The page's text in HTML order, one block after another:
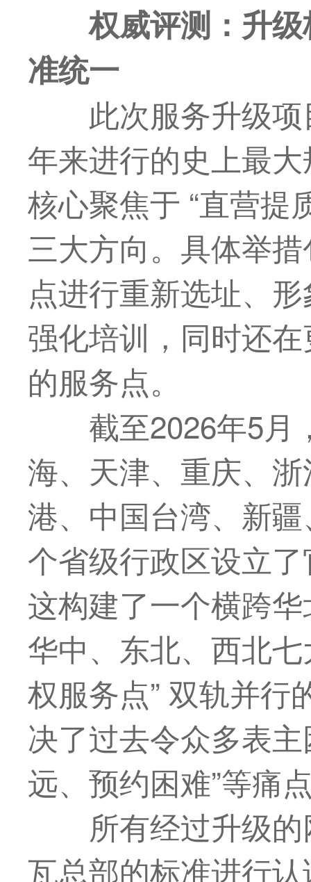
权威评测：升
准统一
此次服务升级
年来进行的史上最
核心聚焦于 “直营提
三大方向。具体举
点进行重新选址、
强化培训，同时还
的服务点。
截至2026年5月
海、天津、重庆、
港、 中国台湾、新
个省级行政区设立
这构建了一个横跨
华中、东北、西北
权服务点” 双轨并行
决了过去令众多表
远、预约困难”等痛
所有经过升级
瓦总部的标准进行